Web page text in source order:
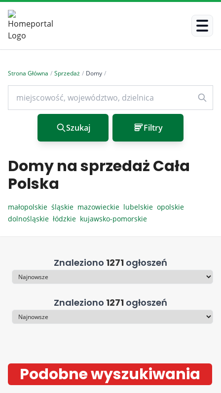
Strona Główna / Sprzedaż / Domy /
Szukaj Filtry
Domy na sprzedaż Cała
Polska
małopolskie śląskie mazowieckie lubelskie opolskie
dolnośląskie łódzkie kujawsko-pomorskie
Znaleziono 1271 ogłoszeń
Sortowanie
Znaleziono 1271 ogłoszeń
Sortowanie
Podobne wyszukiwania